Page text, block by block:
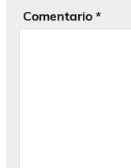
Comentario *